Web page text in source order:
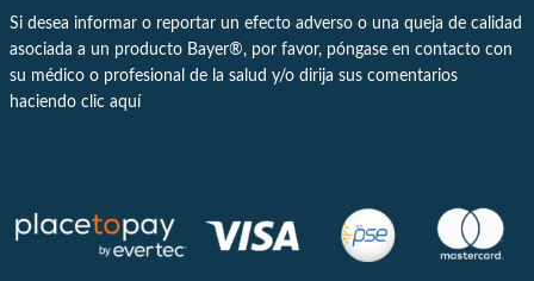
Si desea informar o reportar un efecto adverso o una queja de calidad
asociada a un producto Bayer®, por favor, póngase en contacto con
su médico o profesional de la salud y/o dirija sus comentarios
haciendo clic aquí